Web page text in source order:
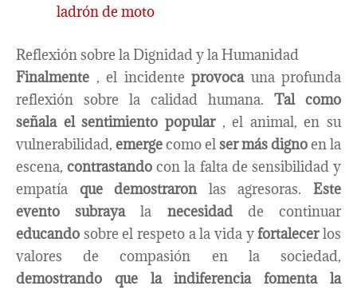
ladrón de moto
Reflexión sobre la Dignidad y la Humanidad
Finalmente , el incidente provocauna profunda
reflexión sobre la calidad humana. Tal como
señala el sentimiento popular, el animal, en su
vulnerabilidad, emergecomo elser más dignoen la
escena,contrastando con la falta de sensibilidad y
empatía que demostraronlas agresoras.Este
evento subrayala necesidadde continuar
educando sobre el respeto a la vida yfortalecerlos
valores de compasión en la sociedad,
demostrando que la indiferencia
fomenta la